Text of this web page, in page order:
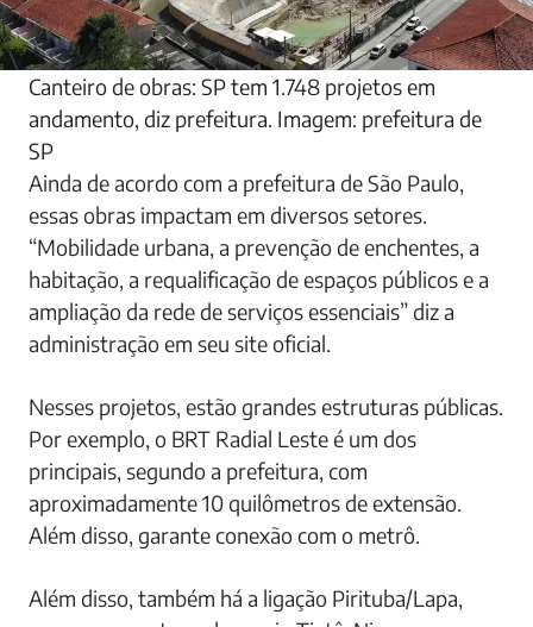
Canteiro de obras: SP tem 1.748 projetos em
andamento, diz prefeitura. Imagem: prefeitura de
SP
Ainda de acordo com a prefeitura de São Paulo,
essas obras impactam em diversos setores.
“Mobilidade urbana, a prevenção de enchentes, a
habitação, a requalificação de espaços públicos e a
ampliação da rede de serviços essenciais” diz a
administração em seu site oficial.
Nesses projetos, estão grandes estruturas públicas.
Por exemplo, o BRT Radial Leste é um dos
principais, segundo a prefeitura, com
aproximadamente 10 quilômetros de extensão.
Além disso, garante conexão com o metrô.
Além disso, também há a ligação Pirituba/Lapa,